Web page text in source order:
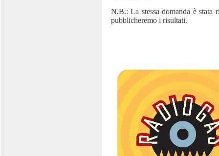
N.B.: La stessa domanda è
pubblicheremo i risultati.